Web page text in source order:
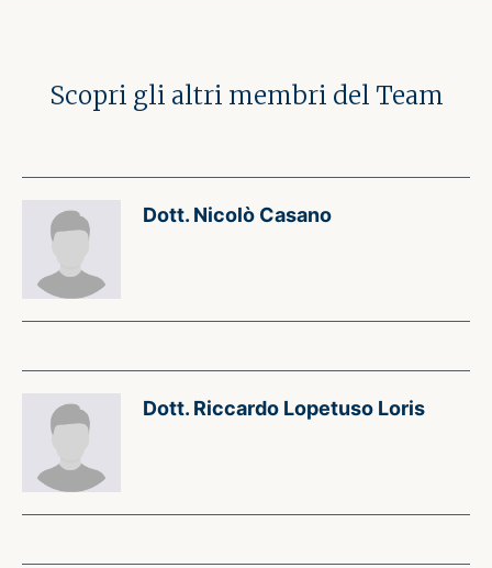
Scopri gli altri membri del Team
Dott. Nicolò Casano
Dott. Riccardo Lopetuso Loris